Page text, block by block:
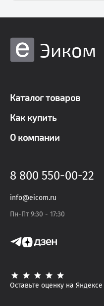
Эиком
Каталог товаров
Как купить
О компании
8 800 550-00-22
info@eicom.ru
Пн-Пт 9:30 - 17:30
Оставьте оценку на Яндексе